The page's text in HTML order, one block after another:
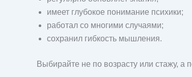
имеет глубокое понимание психики;
работал со многими случаями;
сохранил гибкость мышления.
Выбирайте не по возрасту или стажу, а